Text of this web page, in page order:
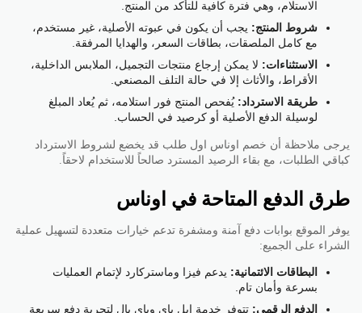
الاستلام، وهي فترة كافية للتأكد من المنتج.
شروط المنتج: يجب أن يكون في عبوته الأصلية، غير مستخدم،
مع كامل الملصقات، بطاقات السعر، والهدايا المرفقة.
الاستثناءات: لا يمكن إرجاع منتجات التجميل، الملابس الداخلية،
الأقراط، والأثاث إلا في حالة التلف المصنعي.
طريقة الاسترداد: يُفحص المنتج فور استلامه، ثم يُعاد المبلغ
لوسيلة الدفع الأصلية أو كرصيد في الحساب.
يرجى ملاحظة أن خصم اوناس اول طلب قد يخضع لشروط الاسترداد
كباقي الطلبات، مع بقاء الرصيد المسترد صالحاً للاستخدام لاحقاً.
طرق الدفع المتاحة في اوناس
يوفر الموقع بوابات دفع آمنة ومشفرة تدعم خيارات متعددة لتسهيل عملية
الشراء على الجميع:
البطاقات الائتمانية: يدعم فيزا وماستركارد لإتمام العمليات
بسرعة وأمان تام.
الدفع الرقمي: تتوفر خدمة ابل باي وباي بال لتجربة دفع سريعة